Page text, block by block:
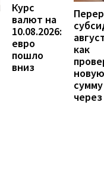
Курс
валют на
10.08.2026:
евро
пошло
вниз
как
новую
сумму